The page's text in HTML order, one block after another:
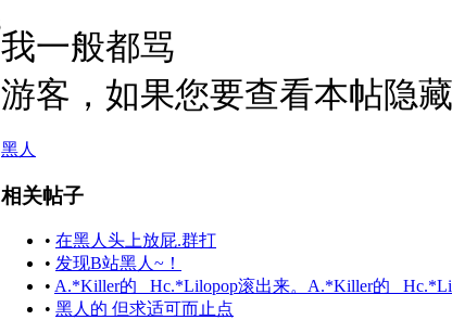
我一般都骂
游客，如果您要查看本帖隐
黑人
相关帖子
• 在黑人头上放屁.群打
• 发现B站黑人~！
• A.*Killer的 _Hc.*Lilopop滚出来。A.*Killer的
• 黑人的 但求适可而止点